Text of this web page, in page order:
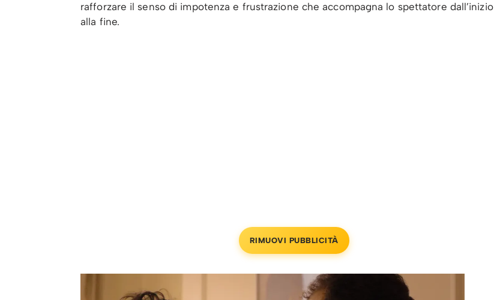
rafforzare il senso di impotenza e frustrazione che accompagna lo spettatore dall’inizio
alla fine.
RIMUOVI PUBBLICITÀ